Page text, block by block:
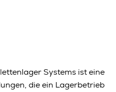
Systems ist eine
die ein Lagerbetrieb